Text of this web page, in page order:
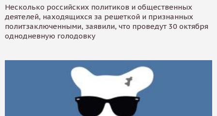
Несколько российских политиков и общественных
деятелей, находящихся за решеткой и признанных
политзаключенными, заявили, что проведут 30 октября
однодневную голодовку